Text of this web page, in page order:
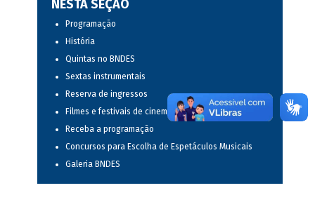
NESTA SEÇÃO
Programação
História
Quintas no BNDES
Sextas instrumentais
Reserva de ingressos
Filmes e festivais de cinema
Receba a programação
Concursos para Escolha de Espetáculos Musicais
Galeria BNDES